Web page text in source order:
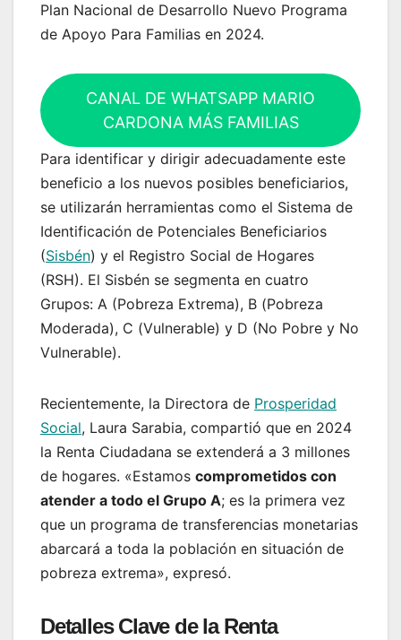
Plan Nacional de Desarrollo Nuevo Programa
de Apoyo Para Familias en 2024.
CANAL DE WHATSAPP MARIO
CARDONA MÁS FAMILIAS
Para identificar y dirigir adecuadamente este
beneficio a los nuevos posibles beneficiarios,
se utilizarán herramientas como el Sistema de
Identificación de Potenciales Beneficiarios
(Sisbén) y el Registro Social de Hogares
(RSH). El Sisbén se segmenta en cuatro
Grupos: A (Pobreza Extrema), B (Pobreza
Moderada), C (Vulnerable) y D (No Pobre y No
Vulnerable).
Recientemente, la Directora de Prosperidad
Social, Laura Sarabia, compartió que en 2024
la Renta Ciudadana se extenderá a 3 millones
de hogares. «Estamos comprometidos con
atender a todo el Grupo A; es la primera vez
que un programa de transferencias monetarias
abarcará a toda la población en situación de
pobreza extrema», expresó.
Detalles Clave de la Renta